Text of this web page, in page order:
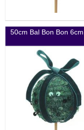
50cm Bal Bon Bon 6cm